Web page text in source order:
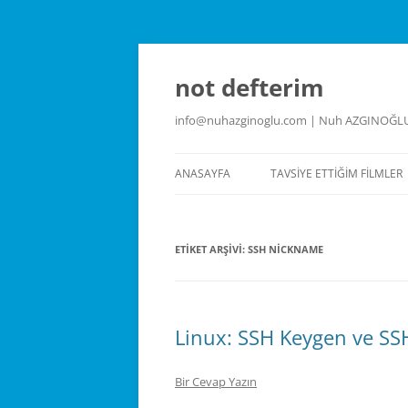
İçeriğe
not defterim
info@nuhazginoglu.com | Nuh
ANASAYFA TAVSIYE ETTIĞIM FILMLER
ETIKET ARŞIVI: SSH NICKNAME
Linux: SSH Keygen ve
Bir Cevap Yazın